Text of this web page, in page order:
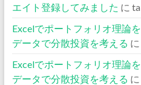
エイト登録してみました に
Excelでポートフォリオ理論
データで分散投資を考える に
Excelでポートフォリオ理論
データで分散投資を考える に